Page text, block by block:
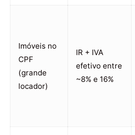
Imóveis no
CPF
(grande
locador)
IR + IVA
efetivo entre
~8% e 16%